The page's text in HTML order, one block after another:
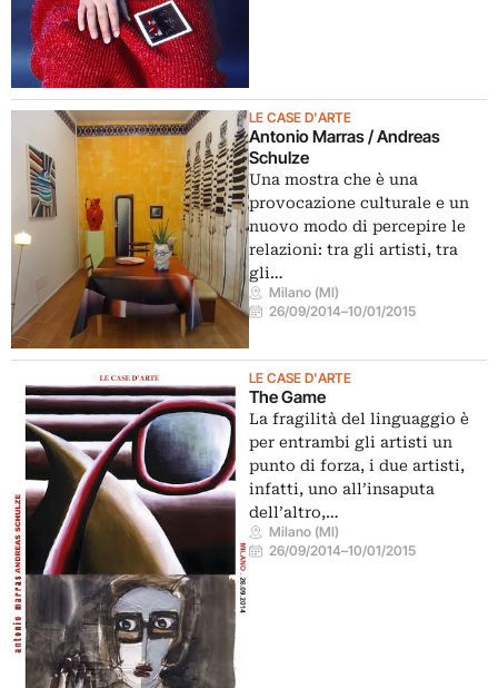
LE CASE D'ARTE
Antonio Marras / Andreas
Schulze
Una mostra che è una
provocazione culturale e un
nuovo modo di percepire le
relazioni: tra gli artisti, tra
gli…
Milano (MI)
26/09/2014–10/01/2015
LE CASE D'ARTE
The Game
La fragilità del linguaggio è
per entrambi gli artisti un
punto di forza, i due artisti,
infatti, uno all’insaputa
dell’altro,…
Milano (MI)
26/09/2014–10/01/2015